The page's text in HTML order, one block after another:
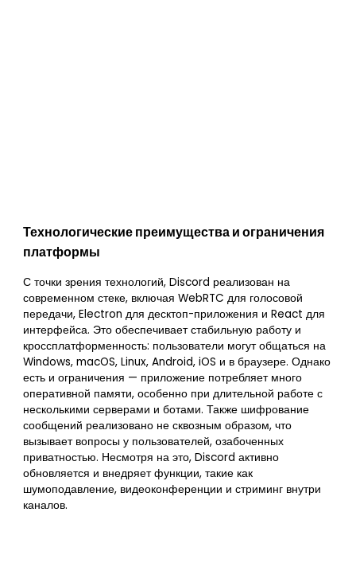
Технологические преимущества и ограничения
платформы
С точки зрения технологий, Discord реализован на
современном стеке, включая WebRTC для голосовой
передачи, Electron для десктоп-приложения и React для
интерфейса. Это обеспечивает стабильную работу и
кроссплатформенность: пользователи могут общаться на
Windows, macOS, Linux, Android, iOS и в браузере. Однако
есть и ограничения — приложение потребляет много
оперативной памяти, особенно при длительной работе с
несколькими серверами и ботами. Также шифрование
сообщений реализовано не сквозным образом, что
вызывает вопросы у пользователей, озабоченных
приватностью. Несмотря на это, Discord активно
обновляется и внедряет функции, такие как
шумоподавление, видеоконференции и стриминг внутри
каналов.